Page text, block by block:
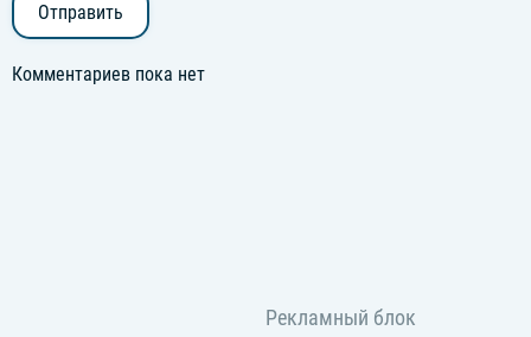
Отправить
Комментариев пока нет